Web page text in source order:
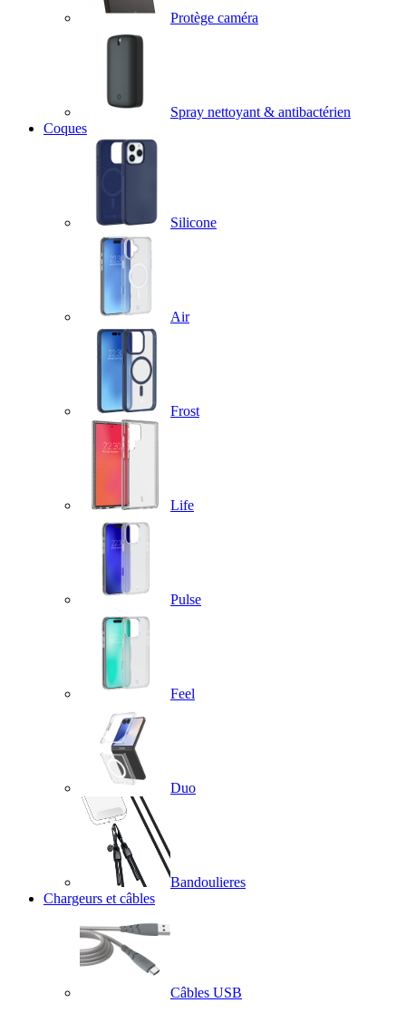
Protège caméra
Spray nettoyant & antibactérien
Coques
Silicone
Air
Frost
Life
Pulse
Feel
Duo
Bandoulieres
Chargeurs et câbles
Câbles USB